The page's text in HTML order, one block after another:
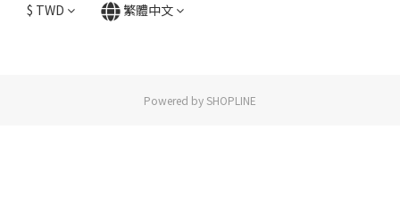
$ TWD 繁體中文
Powered by SHOPLINE